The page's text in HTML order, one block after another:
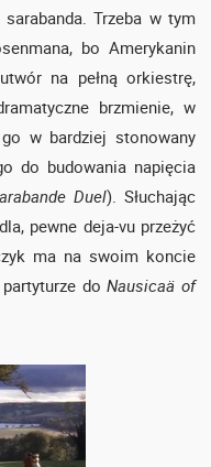
Trzeba w tym
bo Amerykanin
na pełną orkiestrę,
brzmienie, w
w bardziej stonowany
do budowania napięcia
Duel). Słuchając
pewne deja-vu przeżyć
ma na swoim koncie
do Nausicaä of